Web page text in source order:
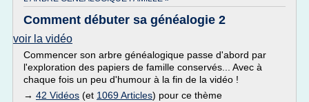
Comment débuter sa généalogie 2
voir la vidéo
Commencer son arbre généalogique passe d'abord par
l'exploration des papiers de famille conservés... Avec à
chaque fois un peu d'humour à la fin de la vidéo !
→ 42 Vidéos (et 1069 Articles) pour ce thème